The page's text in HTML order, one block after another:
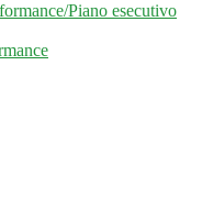
Piano esecutivo